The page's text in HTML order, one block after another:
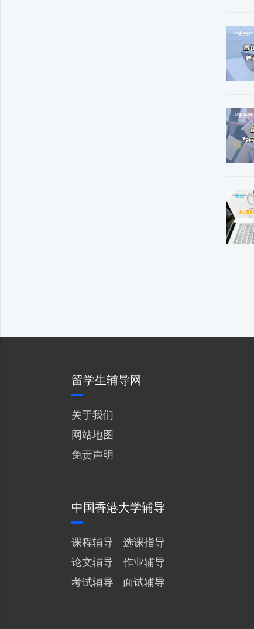
留学生辅导网
关于我们
网站地图
免责声明
中国香港大学辅导
课程辅导
选课指导
论文辅导
作业辅导
考试辅导
面试辅导